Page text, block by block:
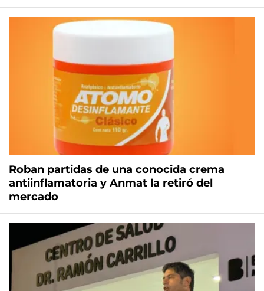
Roban partidas de una conocida crema
antiinflamatoria y Anmat la retiró del
mercado